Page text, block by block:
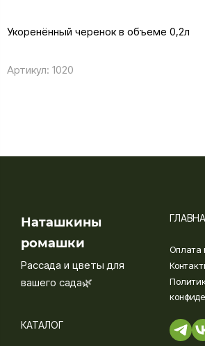
Укоренённый черенок в объеме 0,2л
Артикул: 1020
Наташкины
ромашки
Рассада и цветы для
вашего сада🌿
Оплата
КАТАЛОГ